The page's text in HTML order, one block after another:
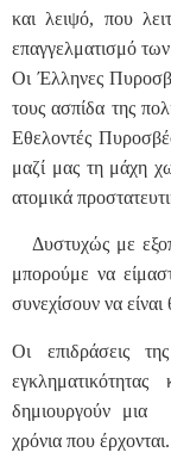
και λειψό, που
επαγγελματισμό
Οι Έλληνες
τους ασπίδα της
Εθελοντές
μαζί μας τη μάχη
ατομικά
Δυστυχώς με
μπορούμε να
συνεχίσουν να είναι
Οι επιδράσεις
δημιουργούν μια
χρόνια που έρχονται.